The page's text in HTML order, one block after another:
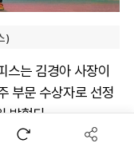
)
는 김경아 사장이
부문 수상자로 선정
밝혔다.